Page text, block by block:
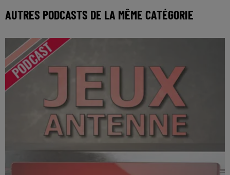
AUTRES PODCASTS DE LA MÊME CATÉGORIE